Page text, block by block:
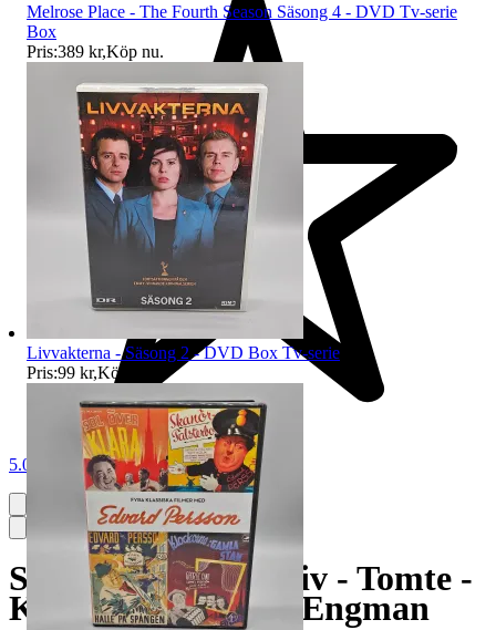
5.0
Skål i glas - Julmotiv - Tomte -
Kosta Design Kjell Engman
Melrose Place - The Fourth Season Säsong 4 - DVD Tv-serie
Box
Pris:389 kr,Köp nu.
Livvakterna - Säsong 2 - DVD Box Tv-serie
Pris:99 kr,Köp nu